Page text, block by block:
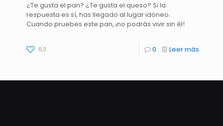
¿Te gusta el pan? ¿Te gusta el queso? Si la
respuesta es sí, has llegado al lugar idóneo.
Cuando pruebes este pan, ¡no podrás vivir sin él!
63 0 Leer más